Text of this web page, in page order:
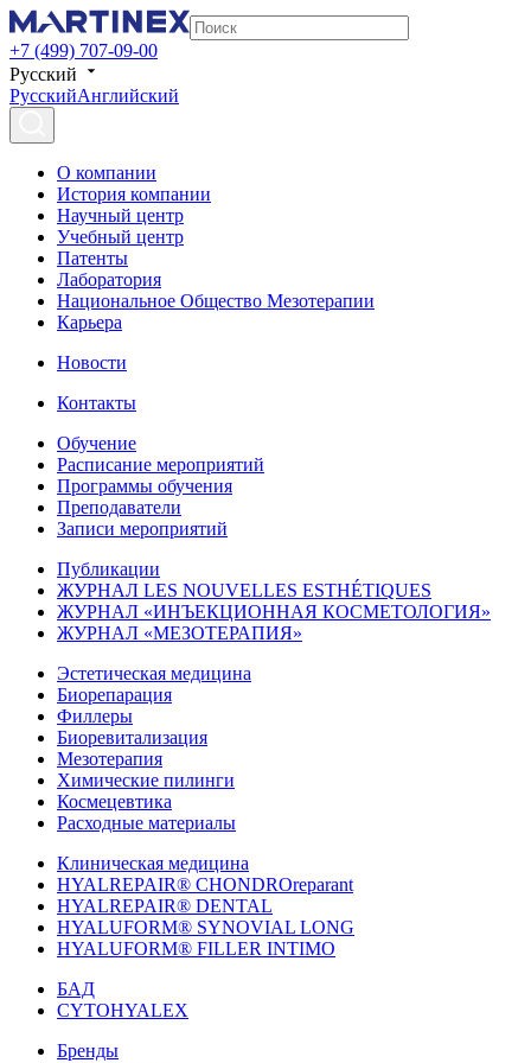
+7 (499) 707-09-00
Русский
РусскийАнглийский
О компании
История компании
Научный центр
Учебный центр
Патенты
Лаборатория
Национальное Общество Мезотерапии
Карьера
Новости
Контакты
Обучение
Расписание мероприятий
Программы обучения
Преподаватели
Записи мероприятий
Публикации
ЖУРНАЛ LES NOUVELLES ESTHÉTIQUES
ЖУРНАЛ «ИНЪЕКЦИОННАЯ КОСМЕТОЛОГИЯ»
ЖУРНАЛ «МЕЗОТЕРАПИЯ»
Эстетическая медицина
Биорепарация
Филлеры
Биоревитализация
Мезотерапия
Химические пилинги
Космецевтика
Расходные материалы
Клиническая медицина
HYALREPAIR® CHONDROreparant
HYALREPAIR® DENTAL
HYALUFORM® SYNOVIAL LONG
HYALUFORM® FILLER INTIMO
БАД
CYTOHYALEX
Бренды